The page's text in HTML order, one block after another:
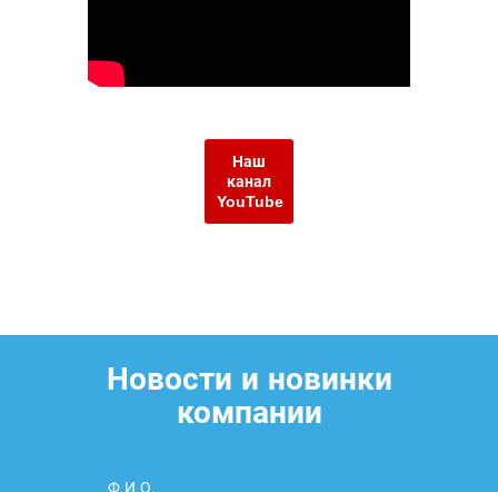
Наш
канал
YouTube
Новости и новинки
компании